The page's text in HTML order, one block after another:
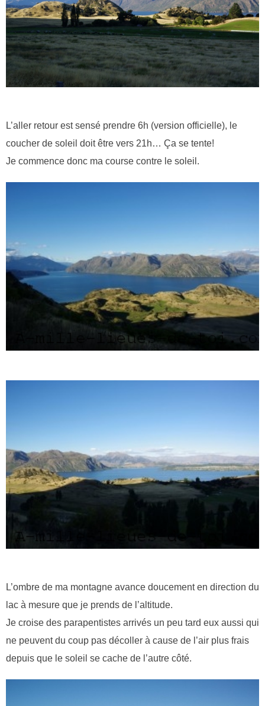
L’aller retour est sensé prendre 6h (version officielle), le
coucher de soleil doit être vers 21h… Ça se tente!
Je commence donc ma course contre le soleil.
L’ombre de ma montagne avance doucement en direction du
lac à mesure que je prends de l’altitude.
Je croise des parapentistes arrivés un peu tard eux aussi qui
ne peuvent du coup pas décoller à cause de l’air plus frais
depuis que le soleil se cache de l’autre côté.